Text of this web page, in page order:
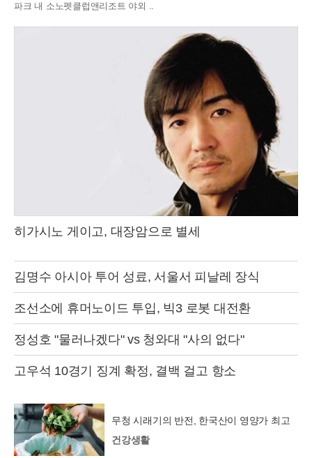
파크 내 소노펫클럽앤리조트 야외 ..
히가시노 게이고, 대장암으로 별세
김명수 아시아 투어 성료, 서울서 피날레 장식
조선소에 휴머노이드 투입, 빅3 로봇 대전환
정성호 "물러나겠다" vs 청와대 "사의 없다"
고우석 10경기 징계 확정, 결백 걸고 항소
무청 시래기의 반전, 한국산이 영양가 최고
건강생활